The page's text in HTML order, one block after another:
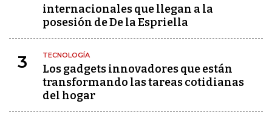
internacionales que llegan a la
posesión de De la Espriella
3 TECNOLOGÍA
Los gadgets innovadores que están
transformando las tareas cotidianas
del hogar